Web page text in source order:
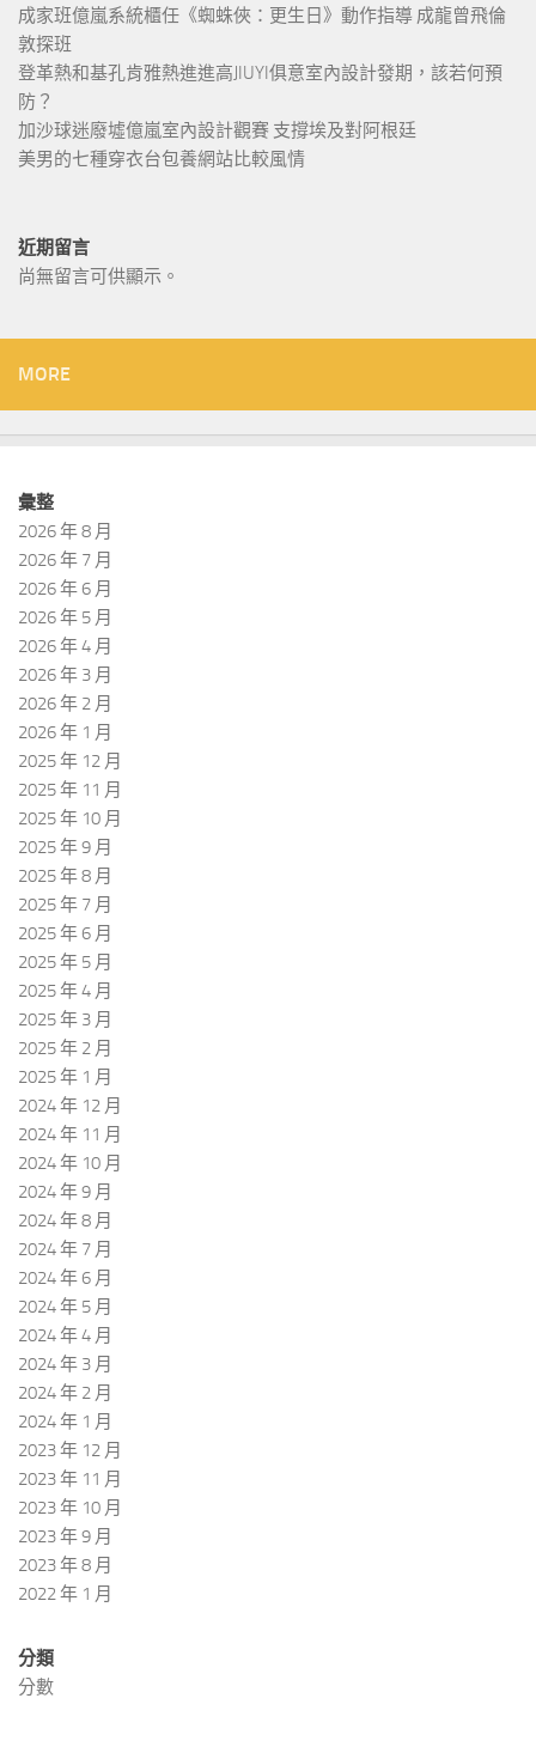
成家班億嵐系統櫃任《蜘蛛俠：更生日》動作指導 成龍曾飛倫
敦探班
登革熱和基孔肯雅熱進進高JIUYI俱意室內設計發期，該若何預
防？
加沙球迷廢墟億嵐室內設計觀賽 支撐埃及對阿根廷
美男的七種穿衣台包養網站比較風情
近期留言
尚無留言可供顯示。
MORE
彙整
2026 年 8 月
2026 年 7 月
2026 年 6 月
2026 年 5 月
2026 年 4 月
2026 年 3 月
2026 年 2 月
2026 年 1 月
2025 年 12 月
2025 年 11 月
2025 年 10 月
2025 年 9 月
2025 年 8 月
2025 年 7 月
2025 年 6 月
2025 年 5 月
2025 年 4 月
2025 年 3 月
2025 年 2 月
2025 年 1 月
2024 年 12 月
2024 年 11 月
2024 年 10 月
2024 年 9 月
2024 年 8 月
2024 年 7 月
2024 年 6 月
2024 年 5 月
2024 年 4 月
2024 年 3 月
2024 年 2 月
2024 年 1 月
2023 年 12 月
2023 年 11 月
2023 年 10 月
2023 年 9 月
2023 年 8 月
2022 年 1 月
分類
分數